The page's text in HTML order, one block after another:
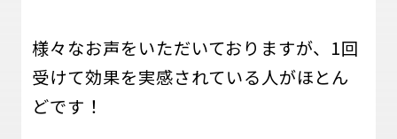
様々なお声をいただいておりますが、1回
受けて効果を実感されている人がほとん
どです！